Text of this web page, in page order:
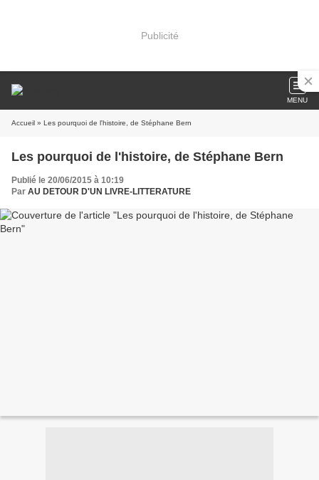
Publicité
MENU
Accueil » Les pourquoi de l'histoire, de Stéphane Bern
Les pourquoi de l'histoire, de Stéphane Bern
Publié le 20/06/2015 à 10:19
Par AU DETOUR D'UN LIVRE-LITTERATURE